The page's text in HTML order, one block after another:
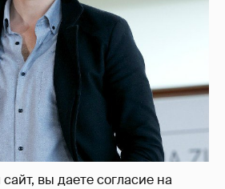
вы даете согласие на